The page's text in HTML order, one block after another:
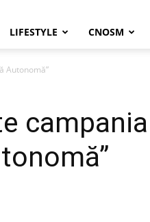
LIFESTYLE CNOSM
Autonomă”
campania